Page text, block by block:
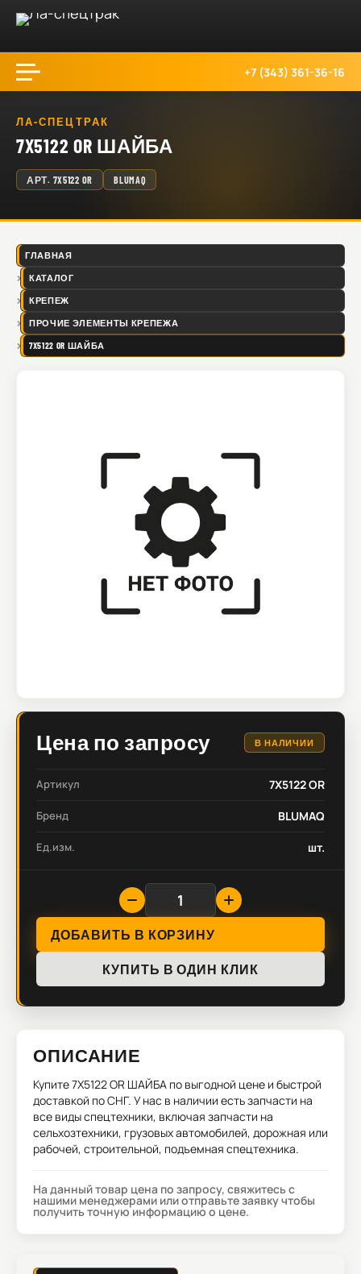
+7 (343) 361-36-16
ЛА-СПЕЦТРАК
7X5122 OR ШАЙБА
АРТ. 7X5122 OR BLUMAQ
ГЛАВНАЯ
КАТАЛОГ
КРЕПЕЖ
ПРОЧИЕ ЭЛЕМЕНТЫ КРЕПЕЖА
7X5122 OR ШАЙБА
Цена по запросу В НАЛИЧИИ
Артикул 7X5122 OR
Бренд BLUMAQ
Ед.изм. шт.
ДОБАВИТЬ В КОРЗИНУ
КУПИТЬ В ОДИН КЛИК
ОПИСАНИЕ
Купите7X5122 OR ШАЙБА по выгодной цене и быстрой
доставкой по СНГ. У нас в наличии есть запчасти на
все виды спецтехники, включая запчасти на
сельхозтехники, грузовых автомобилей, дорожная или
рабочей, строительной, подъемная спецтехника.
На данный товар цена по запросу, свяжитесь с
нашими менеджерами или отправьте заявку чтобы
получить точную информацию о цене.